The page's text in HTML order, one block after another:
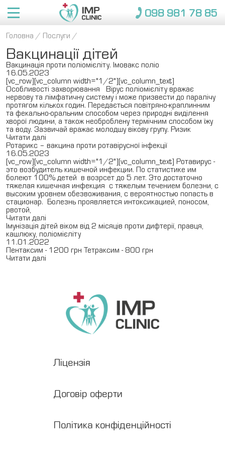
098 981 78 85
Про IMP
Про нас
Переваги
Новини
Вакансії
Послуги
Дорослі
Консультації
Вакцинації
Пакети
Діти
Консультації
Вакцинація
дітей
Пакети
Медкомісії
Медкомісія
для моряків
Меддовідки
Довідки
для вступу
Довідки
для
закладів
Лікарі
Застрахованим
Страхові компанії
Медичні страховки
Відгуки
Контакти
098 981 78 85
ЗАПИСАТИСЯ
UA
Головна / Послуги /
Вакцинації дітей
Вакцинація проти поліомієліту. Імовакс поліо
16.05.2023
[vc_row][vc_column width="1/2"][vc_column_text]
Особливості захворювання Вірус поліомієліту вражає
нервову та лімфатичну систему і може призвести до паралічу
протягом кількох годин. Передається повітряно-краплинним
та фекально-оральним способом через природні виділення
хворої людини, а також необроблену термічним способом їжу
та воду. Зазвичай вражає молодшу вікову групу. Ризик
Читати далі
Ротарикс – вакцина проти ротавірусної інфекції
16.05.2023
[vc_row][vc_column width="1/2"][vc_column_text] Ротавирус -
это возбудитель кишечной инфекции. По статистике им
болеют 100% детей в возрсет до 5 лет. Это достаточно
тяжелая кишечная инфекция с тяжелым течением болезни, с
высоким уровнем обезвоживания, с вероятностью попасть в
стационар. Болезнь проявляется интоксикацией, поносом,
рвотой,
Читати далі
Імунізація дітей віком від 2 місяців проти дифтерії, правця,
кашлюку, поліомієліту
11.01.2022
Пентаксим - 1200 грн Тетраксим - 800 грн
Читати далі
Ліцензія
Договір оферти
Політика конфіденційності